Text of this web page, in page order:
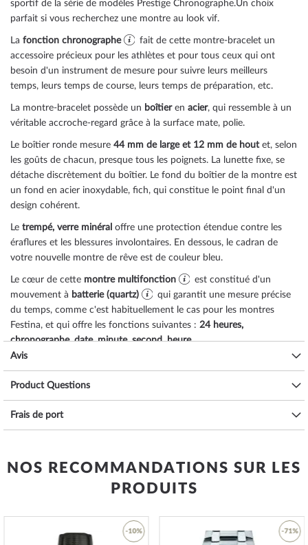
sportif de la série de modèles Prestige Chronographe.Un choix
parfait si vous recherchez une montre au look vif.
La fonction chronographe
fait de cette montre-bracelet un
accessoire précieux pour les athlètes et pour tous ceux qui ont
besoin d'un instrument de mesure pour suivre leurs meilleurs
temps, leurs temps de course, leurs temps de préparation, etc.
La montre-bracelet possède un boîtieren acier, qui ressemble à un
véritable accroche-regard grâce à la surface mate, polie.
Le boîtier ronde mesure 44 mm de large et 12 mm de houtet, selon
les goûts de chacun, presque tous les poignets. La lunette fixe, se
détache discrètement du boîtier. Le fond du boîtier de la montre est
un fond en acier inoxydable, fich, qui constitue le point final d'un
design cohérent.
Le trempé, verre minéral offre une protection étendue contre les
éraflures et les blessures involontaires. En dessous, le cadran de
votre nouvelle montre de rêve est de couleur bleu.
Le cœur de cette montre multifonction
est constitué d'un
mouvement à batterie (quartz)
qui garantit une mesure précise
du temps, comme c'est habituellement le cas pour les montres
Festina, et qui offre les fonctions suivantes : 24 heures,
chronographe, date, minute, second, heure.
L'étanchéité à l'eau de
garantit une bonne
constater dans la liste ci-dessous :
3 ATM : les éclaboussures d'eau pendant le lavage des mains sont
10 ATM : la montre peut gérer une visite à la piscine, mais pas la
20 ATM et plus : à partir de 20 ATM, la montre est considérée comme
Le bracelet de haute qualité enacier
- avec
boucle pliante
vous procurera un plaisir supplémentaire avec votre
Avis
Product Questions
Frais de port
NOS RECOMMANDATIONS SUR LES
PRODUITS
-10% -71%